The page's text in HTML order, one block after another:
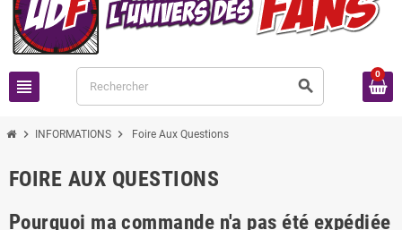
view_headline search
0
chevron_right INFORMATIONS chevron_right Foire Aux Questions
FOIRE AUX QUESTIONS
Pourquoi ma commande n'a pas été expédiée